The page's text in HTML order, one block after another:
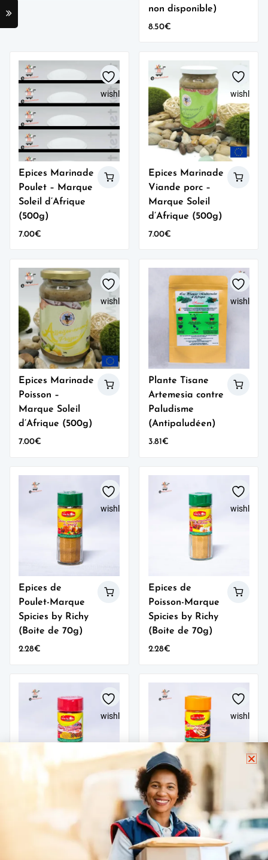
non disponible)
8.50€
wishlist
Epices Marinade
Poulet – Marque
Soleil d’Afrique
(500g)
7.00€
wishlist
Epices Marinade
Viande porc –
Marque Soleil
d’Afrique (500g)
7.00€
wishlist
Epices Marinade
Poisson –
Marque Soleil
d’Afrique (500g)
7.00€
wishlist
Plante Tisane
Artemesia contre
Paludisme
(Antipaludéen)
3.81€
wishlist
Epices de
Poulet-Marque
Spicies by Richy
(Boite de 70g)
2.28€
wishlist
Epices de
Poisson-Marque
Spicies by Richy
(Boite de 70g)
2.28€
wishlist
Marque Spicies
by Richy (Boite
wishlist
Epices de Boeuf
– Marque Spicies
by Richy (Boite
de 70g)